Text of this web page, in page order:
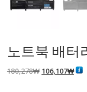
노트북 배터
180,278₩ 원
106,107₩현